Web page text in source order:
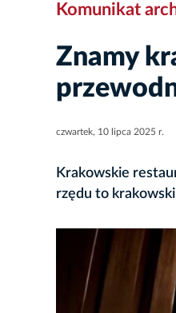
Komunikat
Znamy
czwartek, 10 lipca 2025 r.
Krakowskie
rzędu to